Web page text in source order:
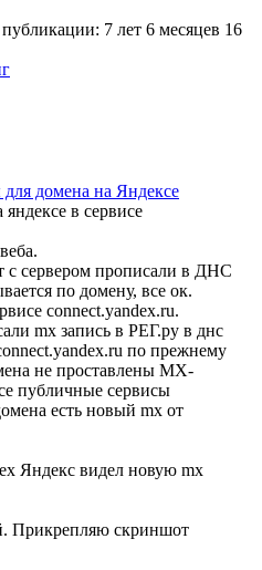
7 лет 6 месяцев 16
домена на Яндексе
в сервисе
с сервером прописали в ДНС
по домену, все ок.
connect.yandex.ru.
mx запись в РЕГ.ру в днс
по прежнему
не проставлены MX-
публичные сервисы
есть новый mx от
Яндекс видел новую mx
Прикрепляю скриншот